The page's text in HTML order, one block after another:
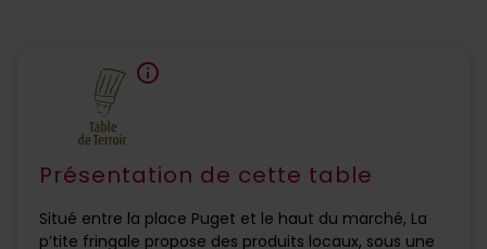
Présentation de cette table
Situé entre la place Puget et le haut du marché, La
p’tite fringale propose des produits locaux, sous une
info